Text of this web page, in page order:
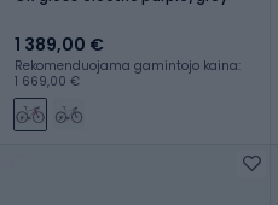
1 389,00 €
Rekomenduojama gamintojo kaina:
1 669,00 €